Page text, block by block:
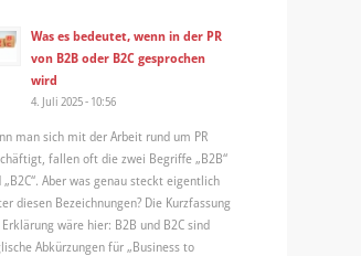
Was es bedeutet, wenn in der PR
von B2B oder B2C gesprochen
wird
4. Juli 2025 - 10:56
man sich mit der Arbeit rund um PR
fallen oft die zwei Begriffe „B2B“
„B2C“. Aber was genau steckt eigentlich
diesen Bezeichnungen? Die Kurzfassung
wäre hier: B2B und B2C sind
Abkürzungen für „Business to